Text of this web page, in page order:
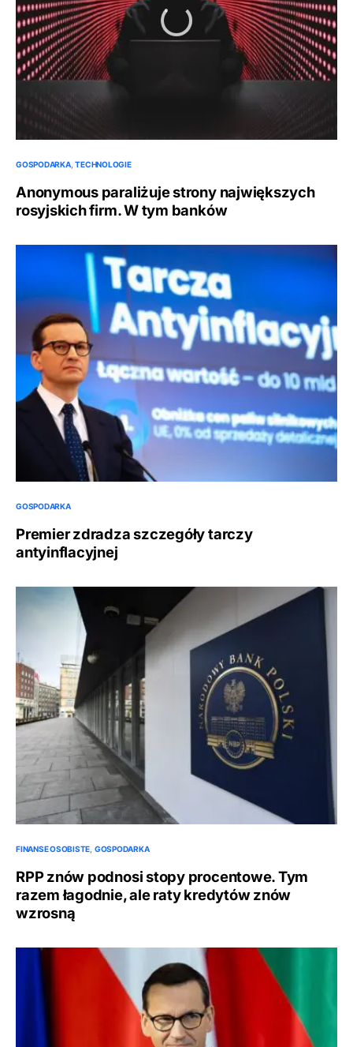
GOSPODARKA TECHNOLOGIE
Anonymous paraliżuje strony największych
rosyjskich firm. W tym banków
GOSPODARKA
Premier zdradza szczegóły tarczy
antyinflacyjnej
FINANSE OSOBISTE GOSPODARKA
RPP znów podnosi stopy procentowe. Tym
razem łagodnie, ale raty kredytów znów
wzrosną